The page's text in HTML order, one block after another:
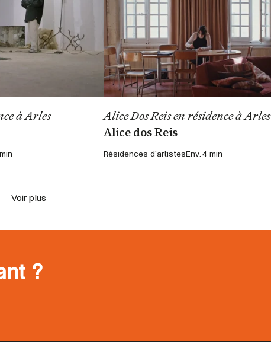
à Arles
Alice Dos Reis en résidence à Arles
Alice dos Reis
Résidences d'artistesEnv. 4 min
Voir plus
?